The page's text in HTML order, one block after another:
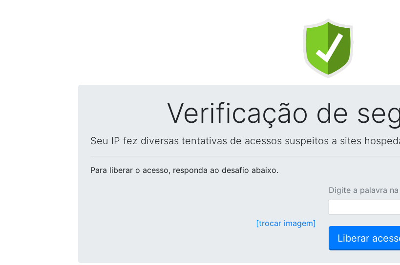
Verificação de
Seu IP fez diversas tentativas de acessos suspeitos a sites
Para liberar o acesso, responda ao desafio abaixo.
[trocar imagem]
Digite a palavra